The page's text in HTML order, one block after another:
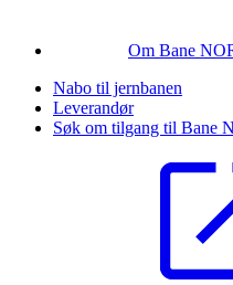
Om Bane
Nabo til jernbanen
Leverandør
Søk om tilgang til Bane